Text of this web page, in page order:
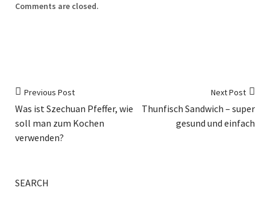
Comments are closed.
Previous Post
Was ist Szechuan Pfeffer, wie
soll man zum Kochen
verwenden?
Next Post
Thunfisch Sandwich – super
gesund und einfach
SEARCH